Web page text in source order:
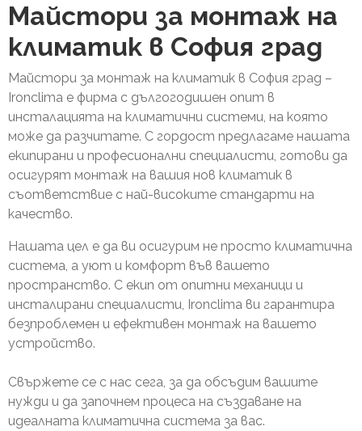
Майстори за монтаж на
климатик в София град
Майстори за монтаж на климатик в София град –
Ironclima е фирма с дългогодишен опит в
инсталацията на климатични системи, на която
може да разчитате. С гордост предлагаме нашата
екипирани и професионални специалисти, готови да
осигурят монтаж на вашия нов климатик в
съответствие с най-високите стандарти на
качество.
Нашата цел е да ви осигурим не просто климатична
система, а уют и комфорт във вашето
пространство. С екип от опитни механици и
инсталирани специалисти, Ironclima ви гарантира
безпроблемен и ефективен монтаж на вашето
устройство.
Свържете се с нас сега, за да обсъдим вашите
нужди и да започнем процеса на създаване на
идеалната климатична система за вас.